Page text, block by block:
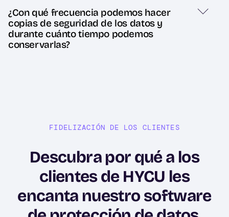
¿Con qué frecuencia podemos hacer
copias de seguridad de los datos y
durante cuánto tiempo podemos
conservarlas?
FIDELIZACIÓN DE LOS CLIENTES
Descubra por qué a los
clientes de HYCU les
encanta nuestro software